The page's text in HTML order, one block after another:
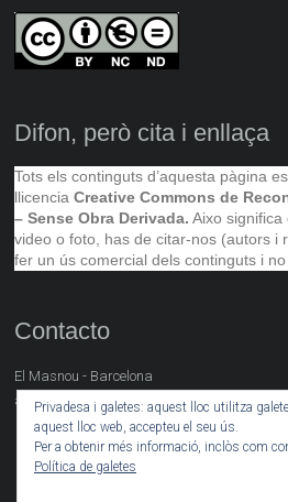
Difon, però cita i enllaça
Tots els continguts d’aquesta pàgina
llicenciaCreative Commons de
– Sense Obra Derivada. Aixo significa
video o foto, has de citar-nos (autors i
fer un ús comercial dels continguts i no
Contacto
El Masnou - Barcelona
artsocial@neret.cat
Privadesa i galetes: aquest lloc utilitza
aquest lloc web, accepteu el seu ús.
Per a obtenir més informació, inclòs com
Política de galetes